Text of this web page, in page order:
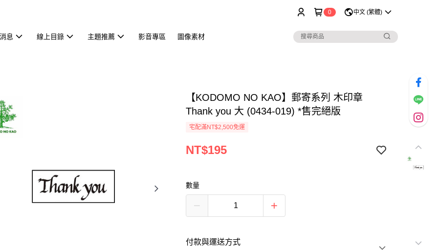
0 中文 (繁體)
息 線上目錄 主題推薦 影音專區 圖像素材
【KODOMO NO KAO】郵寄系列 木印章
Thank you 大 (0434-019) *售完絕版
宅配滿NT$2,500免運
NT$195
數量
付款與運送方式